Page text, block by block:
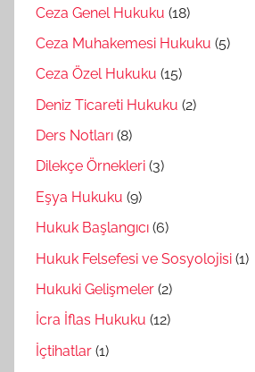
Ceza Genel Hukuku (18)
Ceza Muhakemesi Hukuku (5)
Ceza Özel Hukuku (15)
Deniz Ticareti Hukuku (2)
Ders Notları (8)
Dilekçe Örnekleri (3)
Eşya Hukuku (9)
Hukuk Başlangıcı (6)
Hukuk Felsefesi ve Sosyolojisi (1)
Hukuki Gelişmeler (2)
İcra İflas Hukuku (12)
İçtihatlar (1)